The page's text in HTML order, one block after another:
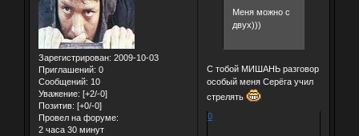
Зарегистрирован: 2009-10-03
Приглашений: 0
Сообщений: 10
Уважение: [+2/-0]
Позитив: [+0/-0]
Провел на форуме:
2 часа 30 минут
Меня можно с
двух)))
С тобой МИШАНЬ разговор
особый меня Серёга учил
стрелять
0